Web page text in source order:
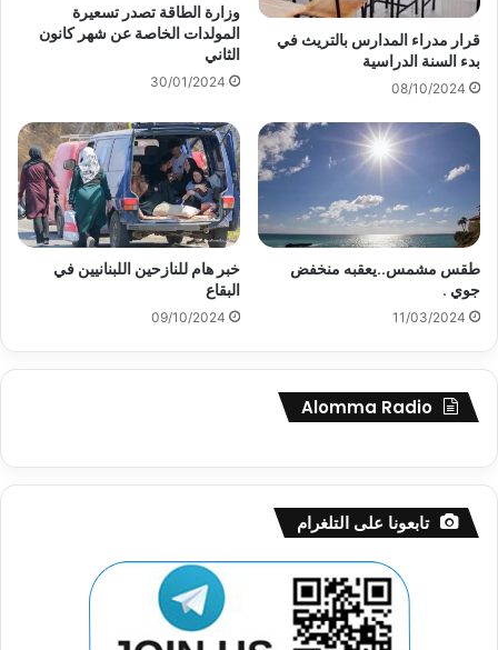
قرار مدراء المدارس بالتريث في
بدء السنة الدراسية
08/10/2024
وزارة الطاقة تصدر تسعيرة
المولدات الخاصة عن شهر كانون
الثاني
30/01/2024
طقس مشمس..يعقبه منخفض
جوي .
11/03/2024
خبر هام للنازحين اللبنانيين في
البقاع
09/10/2024
Alomma Radio
تابعونا على التلغرام